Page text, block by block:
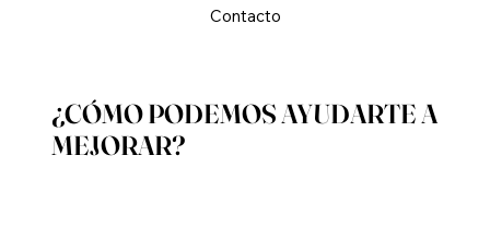
¿CÓMO PODEMOS AYUDARTE A
MEJORAR?
Contacto